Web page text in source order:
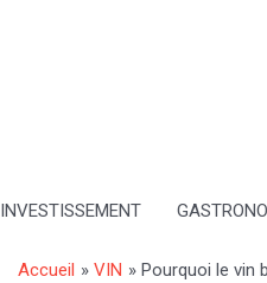
INVESTISSEMENT
Accueil VIN Pourquoi le vin